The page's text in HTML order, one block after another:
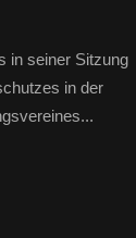
in seiner Sitzung
in der